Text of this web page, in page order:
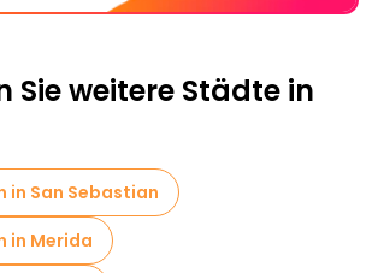
Sie weitere Städte in
in San Sebastian
in Merida